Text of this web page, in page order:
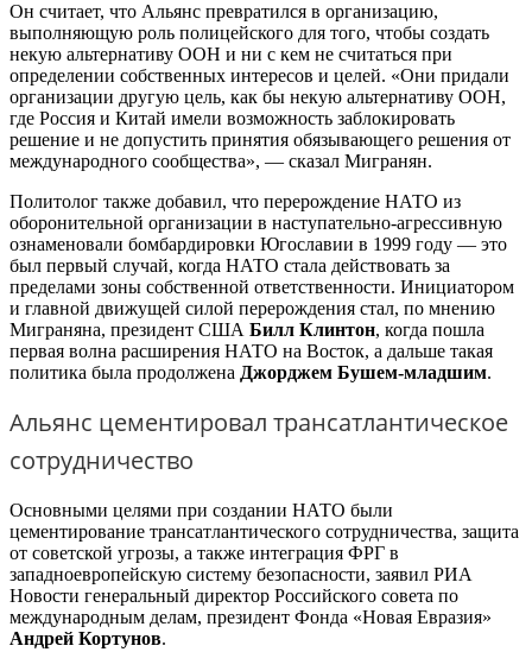
Он считает, что Альянс превратился в организацию,
выполняющую роль полицейского для того, чтобы создать
некую альтернативу ООН и ни с кем не считаться при
определении собственных интересов и целей. «Они придали
организации другую цель, как бы некую альтернативу ООН,
где Россия и Китай имели возможность заблокировать
решение и не допустить принятия обязывающего решения от
международного сообщества», — сказал Мигранян.
Политолог также добавил, что перерождение НАТО из
оборонительной организации в наступательно-агрессивную
ознаменовали бомбардировки Югославии в 1999 году — это
был первый случай, когда НАТО стала действовать за
пределами зоны собственной ответственности. Инициатором
и главной движущей силой перерождения стал, по мнению
Миграняна, президент США Билл Клинтон, когда пошла
первая волна расширения НАТО на Восток, а дальше такая
политика была продолжена Джорджем Бушем-младшим.
Альянс цементировал трансатлантическое
сотрудничество
Основными целями при создании НАТО были
цементирование трансатлантического сотрудничества, защита
от советской угрозы, а также интеграция ФРГ в
западноевропейскую систему безопасности, заявил РИА
Новости генеральный директор Российского совета по
международным делам, президент Фонда «Новая Евразия»
Андрей Кортунов.